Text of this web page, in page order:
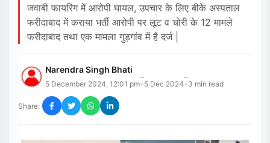
जवाबी फायरिंग में आरोपी घायल, उपचार के लिए बीके अस्पताल
फरीदाबाद में कराया भर्ती आरोपी पर लूट व चोरी के 12 मामले
फरीदाबाद तथा एक मामला गुड़गांव में है दर्ज |
Narendra Singh Bhati
5 December 2024, 12:01 pm• 5 Dec 2024• 3 min read
Share: